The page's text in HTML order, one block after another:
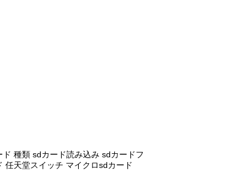
種類 sdカード読み込み sdカードフ
任天堂スイッチ マイクロsdカード